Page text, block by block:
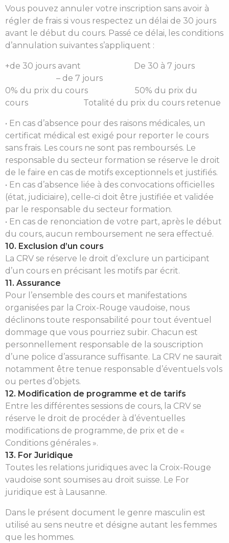
Vous pouvez annuler votre inscription sans avoir à
régler de frais si vous respectez un délai de 30 jours
avant le début du cours. Passé ce délai, les conditions
d’annulation suivantes s’appliquent :
+de 30 jours avant De 30 à 7 jours
– de 7 jours
0% du prix du cours 50% du prix du
cours Totalité du prix du cours retenue
• En cas d’absence pour des raisons médicales, un
certificat médical est exigé pour reporter le cours
sans frais. Les cours ne sont pas remboursés. Le
responsable du secteur formation se réserve le droit
de le faire en cas de motifs exceptionnels et justifiés.
• En cas d’absence liée à des convocations officielles
(état, judiciaire), celle-ci doit être justifiée et validée
par le responsable du secteur formation.
• En cas de renonciation de votre part, après le début
du cours, aucun remboursement ne sera effectué.
10. Exclusion d’un cours
La CRV se réserve le droit d’exclure un participant
d’un cours en précisant les motifs par écrit.
11. Assurance
Pour l’ensemble des cours et manifestations
organisées par la Croix-Rouge vaudoise, nous
déclinons toute responsabilité pour tout éventuel
dommage que vous pourriez subir. Chacun est
personnellement responsable de la souscription
d’une police d’assurance suffisante. La CRV ne saurait
notamment être tenue responsable d’éventuels vols
ou pertes d’objets.
12. Modification de programme et de tarifs
Entre les différentes sessions de cours, la CRV se
réserve le droit de procéder à d’éventuelles
modifications de programme, de prix et de «
Conditions générales ».
13. For Juridique
Toutes les relations juridiques avec la Croix-Rouge
vaudoise sont soumises au droit suisse. Le For
juridique est à Lausanne.
Dans le présent document le genre masculin est
utilisé au sens neutre et désigne autant les femmes
que les hommes.